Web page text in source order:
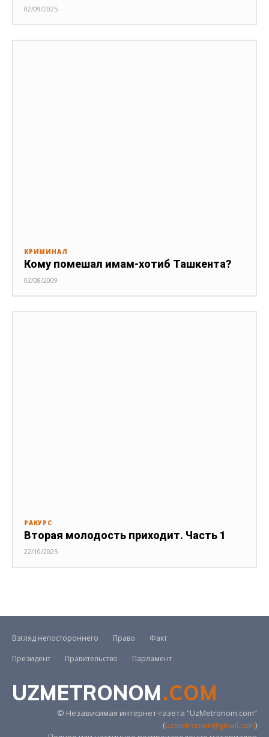
02/09/2025
КРИМИНАЛ
Кому помешал имам-хотиб Ташкента?
02/08/2009
РАКУРС
Вторая молодость приходит. Часть 1
22/10/2025
Взгляд непостороннего Право
Факт
Президент
Правительство Парламент
UZMETRONOM.COM
© Независимая интернет-газета “UzMetronom.com”
(uzmetronom@gmail.com)